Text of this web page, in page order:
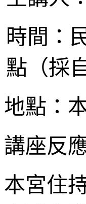
時間：
點（採
地點：
講座反
本宮住